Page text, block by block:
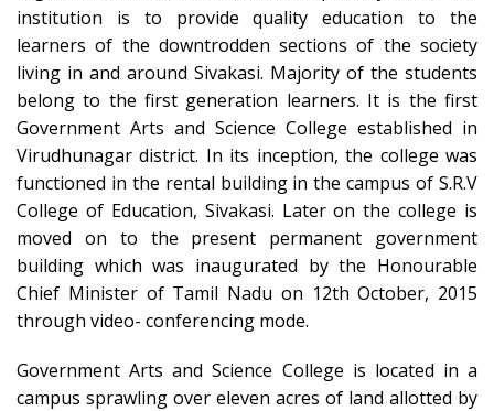
institution is to provide quality education to the
learners of the downtrodden sections of the society
living in and around Sivakasi. Majority of the students
belong to the first generation learners. It is the first
Government Arts and Science College established in
Virudhunagar district. In its inception, the college was
functioned in the rental building in the campus of S.R.V
College of Education, Sivakasi. Later on the college is
moved on to the present permanent government
building which was inaugurated by the Honourable
Chief Minister of Tamil Nadu on 12th October, 2015
through video- conferencing mode.
Government Arts and Science College is located in a
campus sprawling over eleven acres of land allotted by